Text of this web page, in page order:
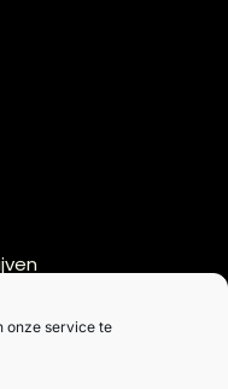
onze service te